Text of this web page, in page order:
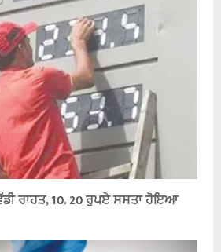
ਰਾਹਤ, 10. 20 ਰੁਪਏ ਸਸਤਾ ਹੋਇਆ